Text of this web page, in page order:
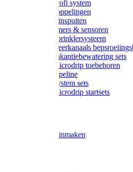
Gardena Profi system
Gardena koppelingen
Gardena tuinspuiten
Gardena timers & sensoren
Gardena Sprinklersysteem
Gardena meerkanaals
Gardena vakantiebewatering sets
Gardena Microdrip toebehoren
Gardena Pipeline
Gardena System sets
Gardena Microdrip startsets
Wecken & inmaken